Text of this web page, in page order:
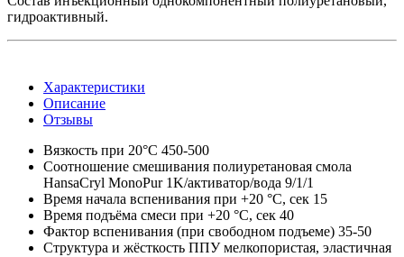
гидроактивный.
Характеристики
Описание
Отзывы
Вязкость при 20°С 450-500
Соотношение смешивания полиуретановая смола
HansaCryl MonoPur 1K/активатор/вода 9/1/1
Время начала вспенивания при +20 °С, сек 15
Время подъёма смеси при +20 °С, сек 40
Фактор вспенивания (при свободном подъеме) 35-50
Структура и жёсткость ППУ мелкопористая, эластичная